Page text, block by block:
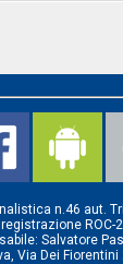
n.46 aut.
ROC-
Salvatore
Via Dei Fiorentini